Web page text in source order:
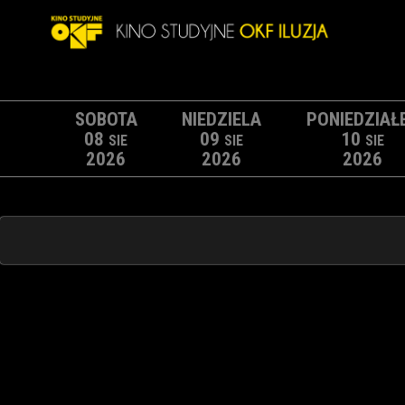
SOBOTA
08 SIE
2026
NIEDZIELA
09 SIE
2026
10 SIE
2026